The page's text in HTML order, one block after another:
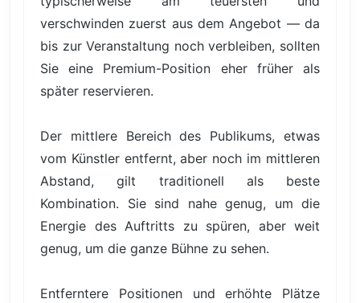
verschwinden zuerst aus dem Angebot — da
bis zur Veranstaltung noch verbleiben, sollten
Sie eine Premium-Position eher früher als
später reservieren.
Der mittlere Bereich des Publikums, etwas
vom Künstler entfernt, aber noch im mittleren
Abstand, gilt traditionell als beste
Kombination. Sie sind nahe genug, um die
Energie des Auftritts zu spüren, aber weit
genug, um die ganze Bühne zu sehen.
Entferntere Positionen und erhöhte Plätze